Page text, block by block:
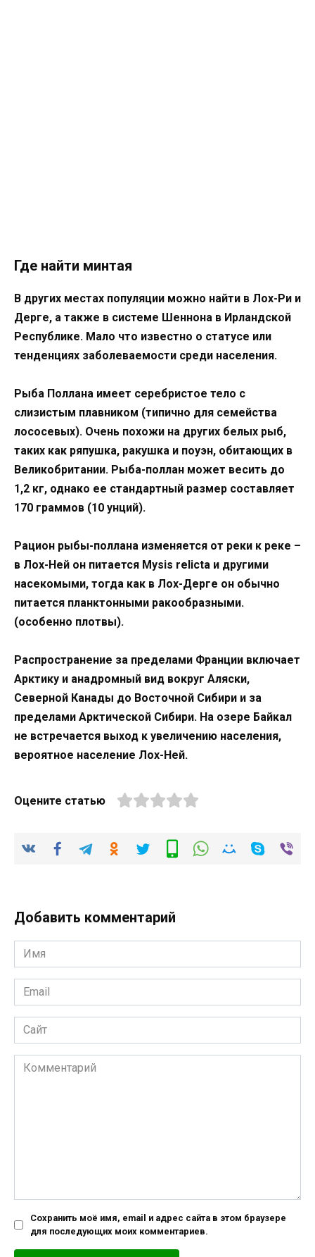
Где найти минтая
В других местах популяции можно найти в Лох-Ри и
Дерге, а также в системе Шеннона в Ирландской
Республике. Мало что известно о статусе или
тенденциях заболеваемости среди населения.
Рыба Поллана имеет серебристое тело с
слизистым плавником (типично для семейства
лососевых). Очень похожи на других белых рыб,
таких как ряпушка, ракушка и поуэн, обитающих в
Великобритании. Рыба-поллан может весить до
1,2 кг, однако ее стандартный размер составляет
170 граммов (10 унций).
Рацион рыбы-поллана изменяется от реки к реке –
в Лох-Ней он питается Mysis relicta и другими
насекомыми, тогда как в Лох-Дерге он обычно
питается планктонными ракообразными.
(особенно плотвы).
Распространение за пределами Франции включает
Арктику и анадромный вид вокруг Аляски,
Северной Канады до Восточной Сибири и за
пределами Арктической Сибири. На озере Байкал
не встречается выход к увеличению населения,
вероятное население Лох-Ней.
Оцените статью
Добавить комментарий
Имя
*
Email
*
Сайт
Комментарий
Сохранить моё имя, email и адрес сайта в этом браузере
для последующих моих комментариев.